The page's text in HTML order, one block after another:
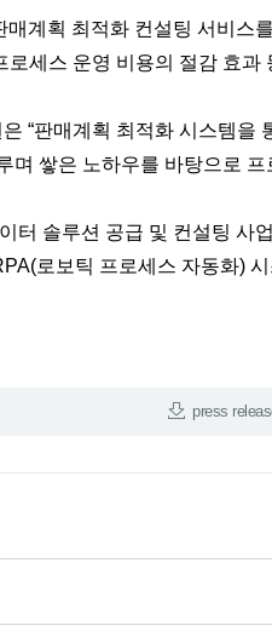
계획 최적화 컨설팅 서비스
세스 운영 비용의 절감 효과
“판매계획 최적화 시스템
며 쌓은 노하우를 바탕으로
터 솔루션 공급 및 컨설팅 사
로보틱 프로세스 자동화)
press